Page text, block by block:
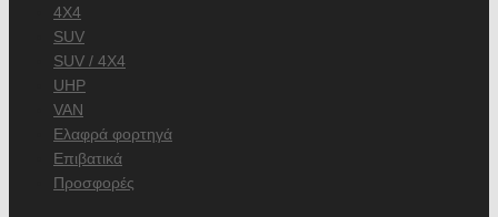
4X4
SUV
SUV / 4X4
UHP
VAN
Ελαφρά φορτηγά
Επιβατικά
Προσφορές